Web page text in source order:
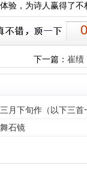
验，为诗人赢得了不
下一篇：崔绩
月下旬作（以下三首
）
石镜